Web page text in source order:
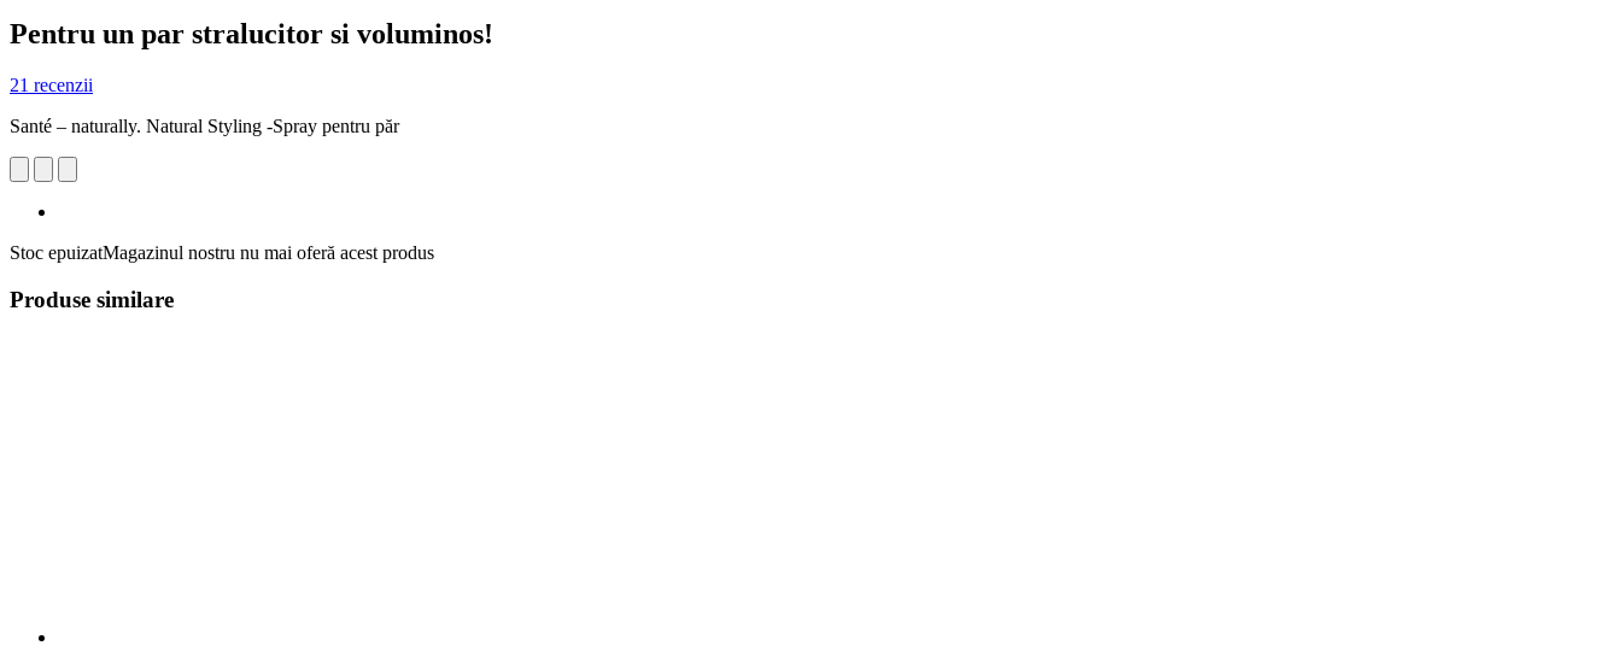
Pentru un par stralucitor si voluminos!
21 recenzii
Santé – naturally. Natural Styling -Spray pentru păr
Stoc epuizatMagazinul nostru nu mai oferă acest produs
Produse similare